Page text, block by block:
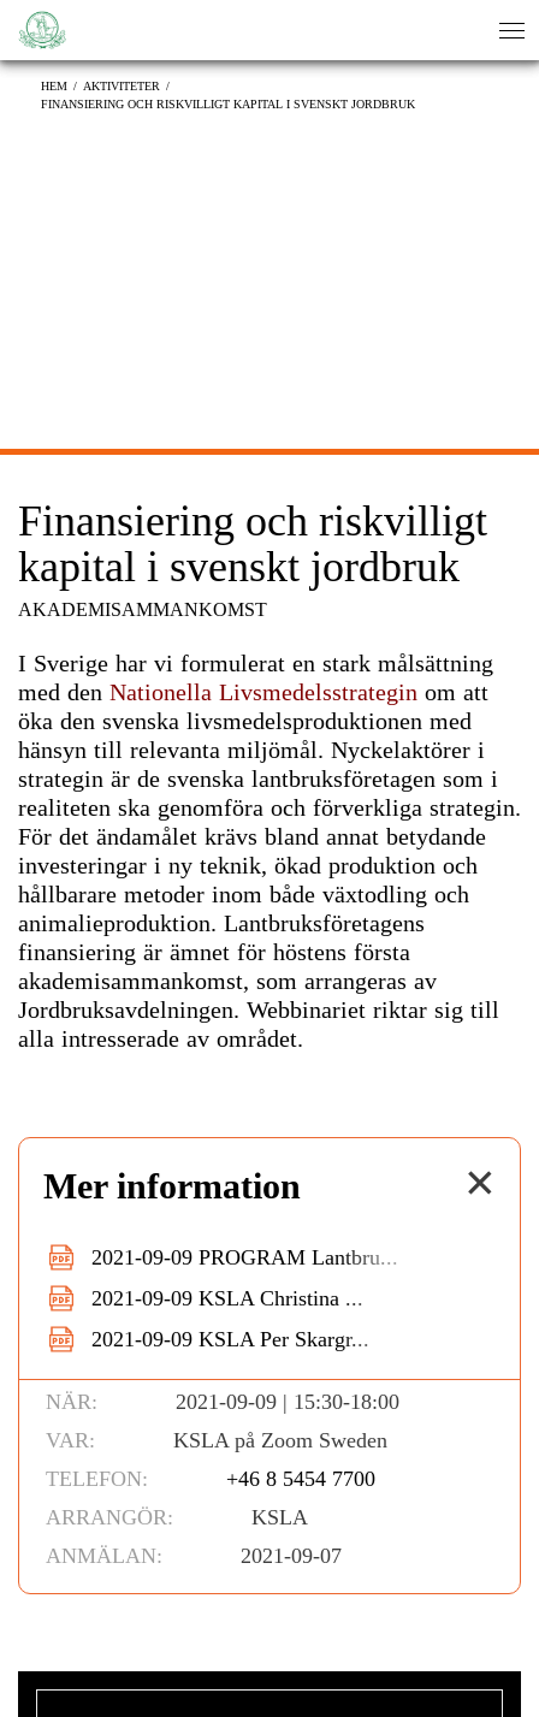
HEM / AKTIVITETER /
FINANSIERING OCH RISKVILLIGT KAPITAL I SVENSKT JORDBRUK
Finansiering och riskvilligt
kapital i svenskt jordbruk
AKADEMISAMMANKOMST
I Sverige har vi formulerat en stark målsättning
med den Nationella Livsmedelsstrategin om att
öka den svenska livsmedelsproduktionen med
hänsyn till relevanta miljömål. Nyckelaktörer i
strategin är de svenska lantbruksföretagen som i
realiteten ska genomföra och förverkliga strategin.
För det ändamålet krävs bland annat betydande
investeringar i ny teknik, ökad produktion och
hållbarare metoder inom både växtodling och
animalieproduktion. Lantbruksföretagens
finansiering är ämnet för höstens första
akademisammankomst, som arrangeras av
Jordbruksavdelningen. Webbinariet riktar sig till
alla intresserade av området.
✕
Mer information
2021-09-09 PROGRAM Lantbru...
2021-09-09 KSLA Christina ...
2021-09-09 KSLA Per Skargr...
NÄR:
2021-09-09 | 15:30-18:00
VAR:
KSLA på Zoom Sweden
TELEFON:
+46 8 5454 7700
ARRANGÖR:
KSLA
ANMÄLAN:
2021-09-07